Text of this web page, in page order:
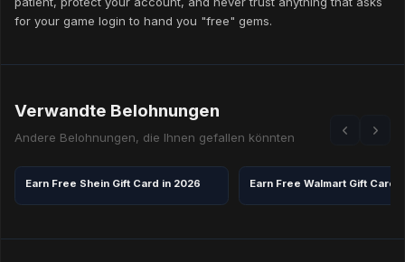
for your game login to hand you "free" gems.
Verwandte Belohnungen
Andere Belohnungen, die Ihnen gefallen könnten
Earn Free Shein Gift Card in 2026 Earn Free Walmart Gift Card